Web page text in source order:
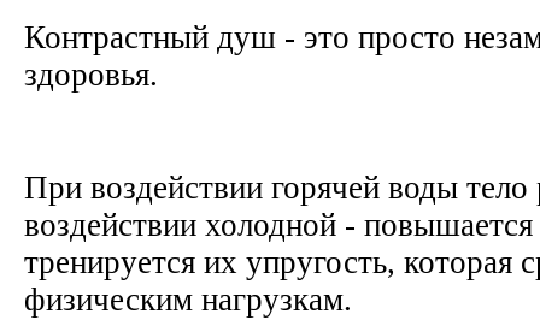
Контрастный душ - это просто
здоровья.
При воздействии горячей воды тело
воздействии холодной -
тренируется их упругость, которая
физическим нагрузкам.